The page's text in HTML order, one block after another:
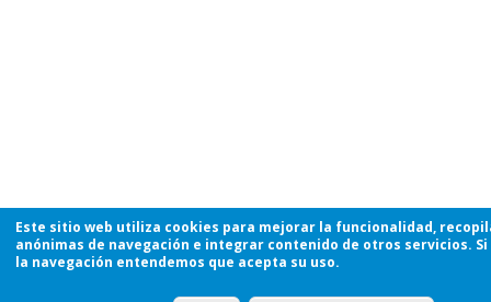
Este sitio web utiliza cookies para mejorar la funcionalidad,
anónimas de navegación e integrar contenido de otros servicios.
la navegación entendemos que acepta su uso.